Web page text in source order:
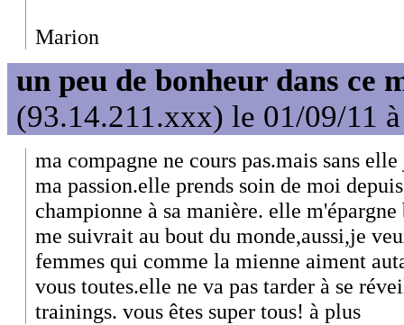
Marion
un peu de bonheur dans ce
(93.14.211.xxx) le 01/09/11
ma compagne ne cours pas.mais sans
ma passion.elle prends soin de moi
championne à sa manière. elle
me suivrait au bout du monde,aussi,je
femmes qui comme la mienne aiment
vous toutes.elle ne va pas tarder à se
trainings. vous êtes super tous! à plus